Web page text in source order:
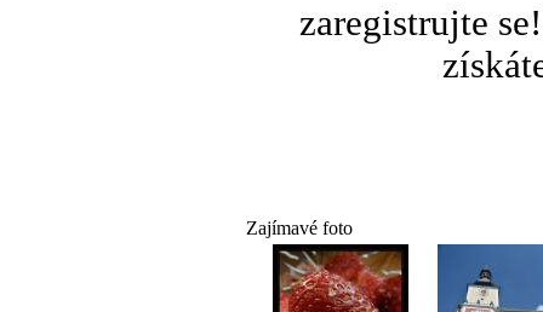
zaregistrujte
Zajímavé foto